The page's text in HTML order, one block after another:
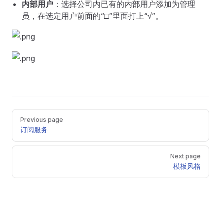
内部用户 ：选择公司内已有的内部用户添加为管理
员，在选定用户前面的“□”里面打上“√”。
Pager
Previous page
订阅服务
Next page
模板风格